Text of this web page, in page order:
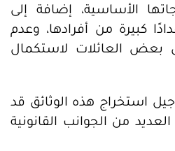
الأساسية، إضافة إلى
كبيرة من أفرادها، وعدم
بعض العائلات لاستكمال
استخراج هذه الوثائق قد
من الجوانب القانونية